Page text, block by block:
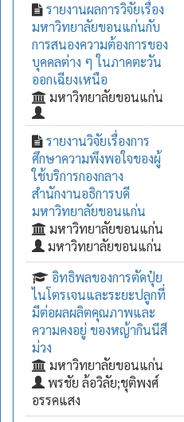
รายงานผลการวิจัยเรื่อง
มหาวิทยาลัยขอนแก่นกับ
การสนองความต้องการของ
บุคคลต่าง ๆ ในภาคตะวัน
ออกเฉียงเหนือ
มหาวิทยาลัยขอนแก่น
รายงานวิจัยเรื่องการ
ศึกษาความพึงพอใจของผู้
ใช้บริการกองกลาง
สำนักงานอธิการบดี
มหาวิทยาลัยขอนแก่น
มหาวิทยาลัยขอนแก่น
มหาวิทยาลัยขอนแก่น
อิทธิพลของการตัดปุ๋ย
ไนโตรเจนและระยะปลูกที่
มีต่อผลผลิตคุณภาพและ
ความคงอยู่ ของหญ้ากินนีสี
ม่วง
มหาวิทยาลัยขอนแก่น
พรชัย ล้อวิลัย;ชุติพงศ์
อรรคแสง